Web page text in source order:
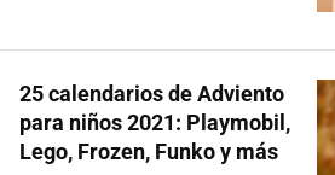
25 calendarios de Adviento
para niños 2021: Playmobil,
Lego, Frozen, Funko y más